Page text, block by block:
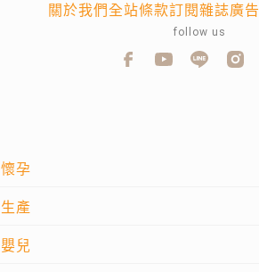
懷孕
生產
嬰兒
關於我們全站條款訂閱雜誌廣
follow us